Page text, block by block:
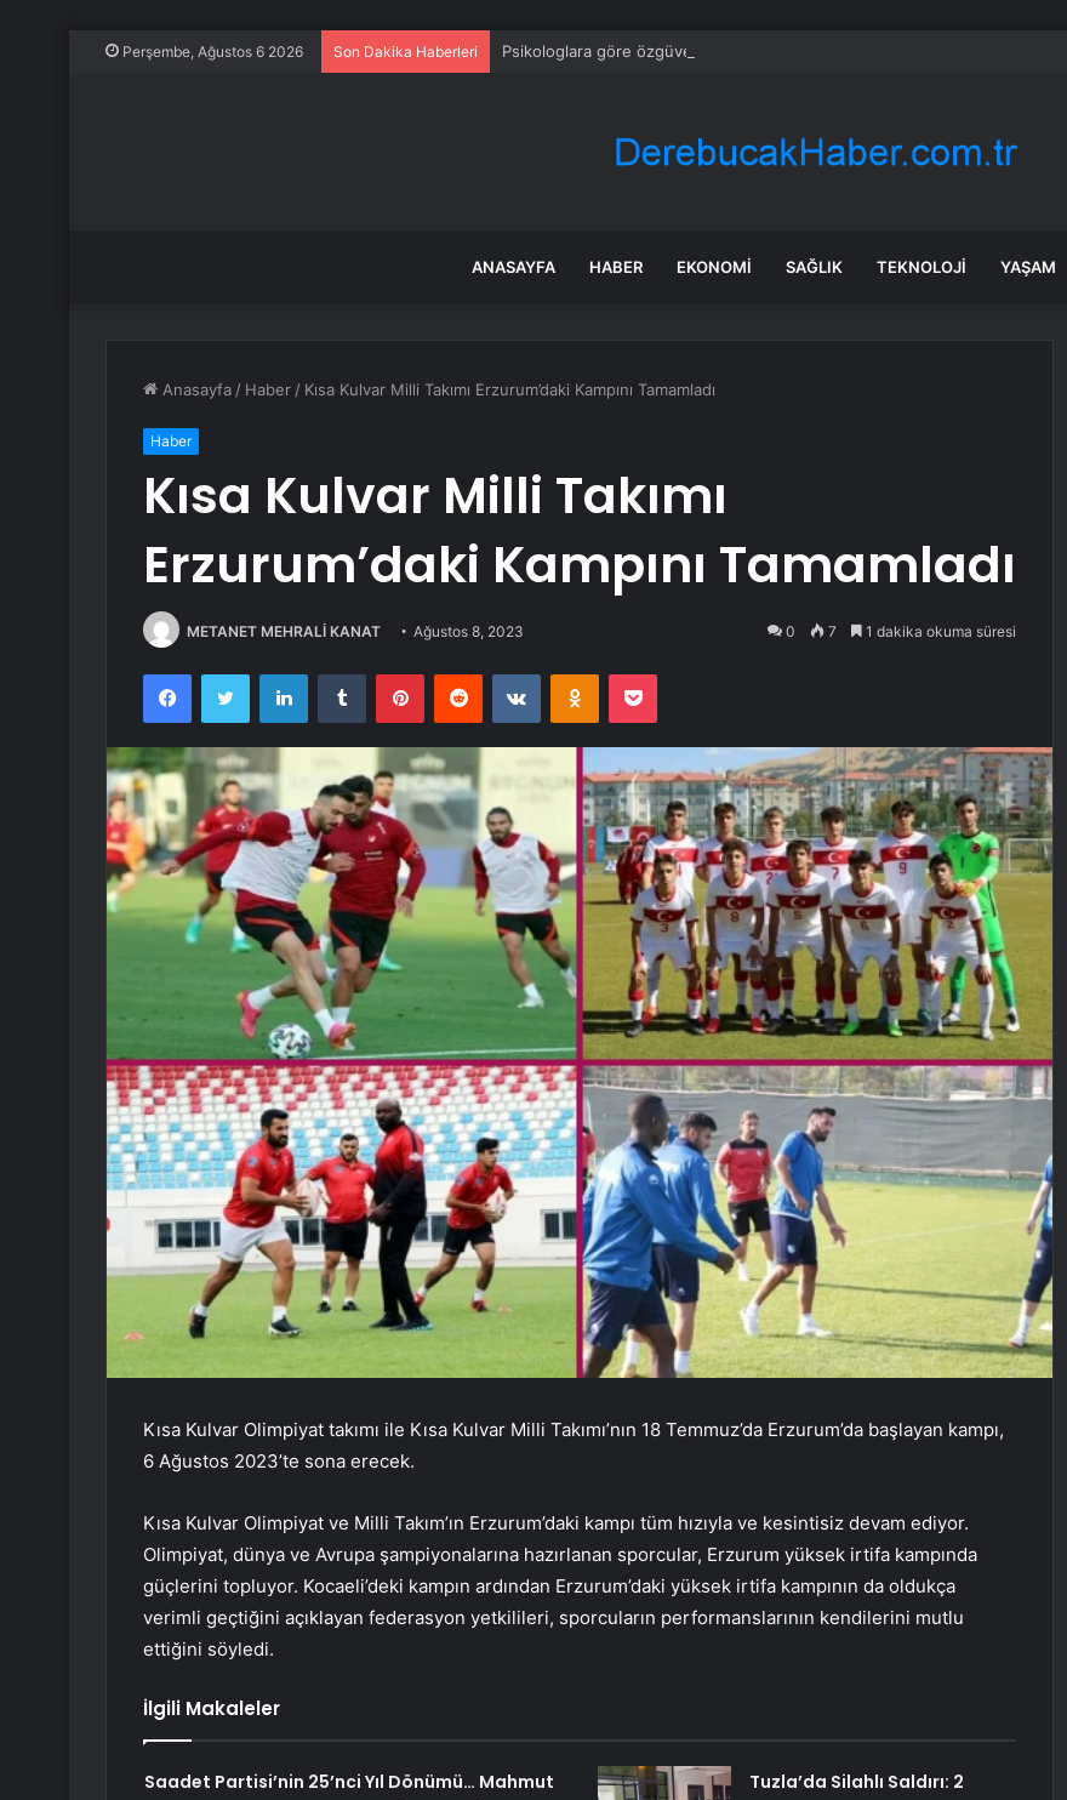
Perşembe, Ağustos 6 2026 Son Dakika Haberleri Psikologlara göre özgüveni düşük insanların ağzından düşürmediği 10 cümle
ANASAYFA HABER EKONOMI SAĞLIK TEKNOLOJI YAŞAM
Anasayfa / Haber / Kısa Kulvar Milli Takımı Erzurum’daki Kampını Tamamladı
Haber
Kısa Kulvar Milli Takımı
Erzurum’daki Kampını Tamamladı
METANET MEHRALİ KANAT Ağustos 8, 2023 0 7 1 dakika okuma süresi
FacebookTwitter LinkedInTumblr PinterestReddit VKontakteOdnoklassniki
Pocket
Kısa Kulvar Olimpiyat takımı ile Kısa Kulvar Milli Takımı’nın 18 Temmuz’da Erzurum’da başlayan kampı,
6 Ağustos 2023’te sona erecek.
Kısa Kulvar Olimpiyat ve Milli Takım’ın Erzurum’daki kampı tüm hızıyla ve kesintisiz devam ediyor.
Olimpiyat, dünya ve Avrupa şampiyonalarına hazırlanan sporcular, Erzurum yüksek irtifa kampında
güçlerini topluyor. Kocaeli’deki kampın ardından Erzurum’daki yüksek irtifa kampının da oldukça
verimli geçtiğini açıklayan federasyon yetkilileri, sporcuların performanslarının kendilerini mutlu
ettiğini söyledi.
İlgili Makaleler
Saadet Partisi’nin 25’nci Yıl Dönümü… Mahmut
Tuzla’da Silahlı Saldırı: 2